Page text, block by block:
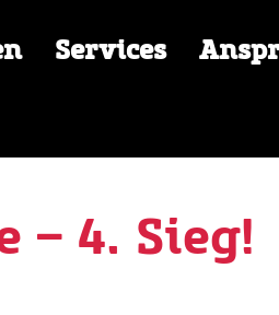
Services
– 4. Sieg!